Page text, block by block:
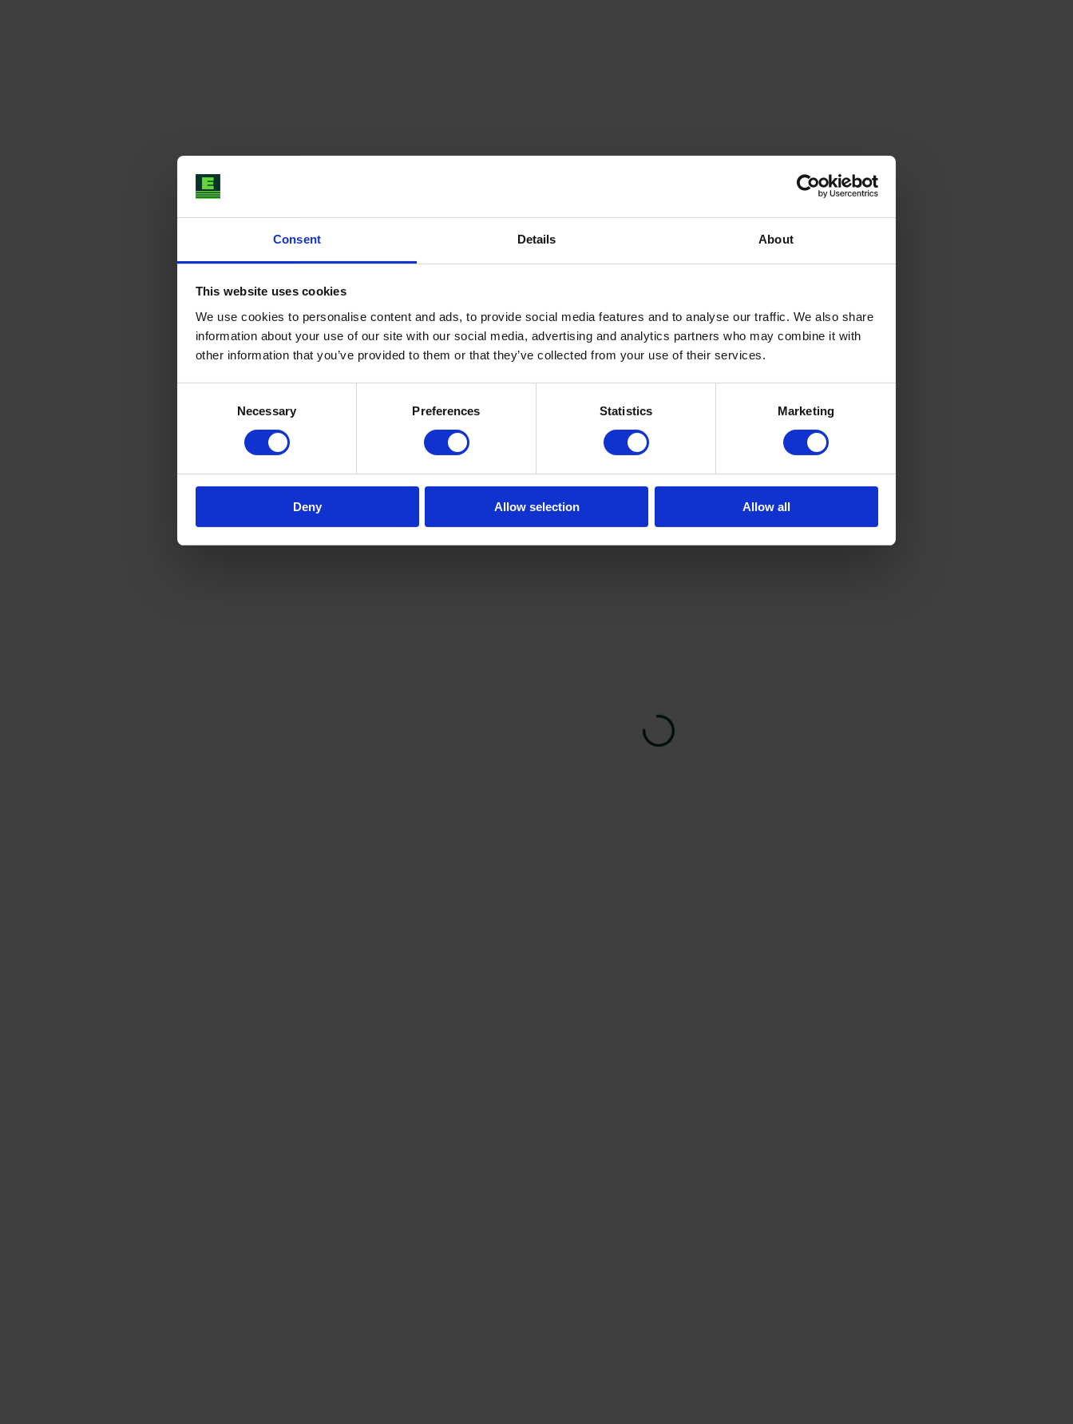
Consent Details About
This website uses cookies
We use cookies to personalise content and ads, to provide social media features and to analyse our traffic. We also share
information about your use of our site with our social media, advertising and analytics partners who may combine it with
other information that you’ve provided to them or that they’ve collected from your use of their services.
Necessary Preferences Statistics Marketing
Deny Allow selection Allow all